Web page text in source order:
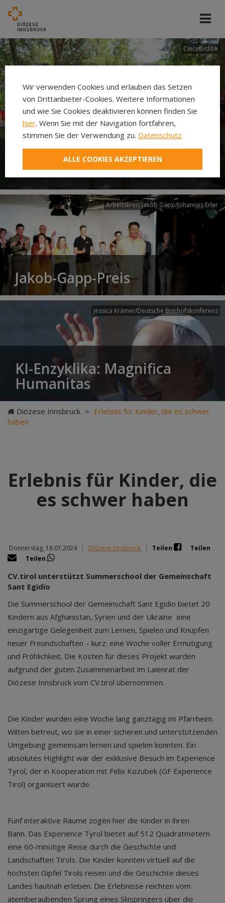
Cincelli/dibk
Neuer Pilgerweg Via
Laudato si’
Arbeitskreis Jakob Gapp/Johannes Erler
Jakob-Gapp-Preis
Jessica Krämer/Deutsche Bischofskonferenz
KI-Enzyklika: Magnifica
Humanitas
Diözese Innsbruck > Erlebnis für Kinder, die es schwer
haben
Erlebnis für Kinder, die
es schwer haben
Donnerstag, 18.07.2024 | Diözese Innsbruck | Teilen
Teilen
Teilen
CV.tirol unterstützt Summerschool der Gemeinschaft
Sant Egidio
Die Summerschool der Gemeinschaft Sant Egidio bietet 20
Kindern aus Afghanistan, Syrien und der Ukraine eine
einzigartige Gelegenheit zum Lernen, Spielen und Knüpfen
neuer Freundschaften – kurz: eine Woche voller Ermutigung
und Fröhlichkeit. Die Kosten für dieses Projekt wurden
aufgrund der guten Zusammenarbeit im Laienrat der
Diözese Innsbruck vom CV.tirol übernommen.
Die Kinder wurden eine Woche lang ganztägig im Pfarrheim
Wilten betreut, wo sie in einer sicheren und unterstützenden
Umgebung gemeinsam lernen und spielen konnten. Ein
absolutes Highlight war der exklusive Besuch im Experience
Tyrol, der in Kooperation mit Felix Kozubek (GF Experience
Tirol) organisiert wurde.
Fünf interaktive Räume zogen hier die Kinder in ihren
Bann. Das Experience Tyrol bietet auf 512 Quadratmetern
eine 60-minütige Reise durch die Geschichte und
Landschaften Tirols. Die Kinder konnten virtuell auf die
höchsten Gipfel Tirols reisen und die Geschichte dieses
Landes hautnah erleben. Die Erlebnisse reichten vom
atemberaubenden Sprung eines Skispringers über die
Wir verwenden Cookies und erlauben das Setzen
von Drittanbieter-Cookies. Weitere Informationen
und wie Sie Cookies deaktivieren können finden Sie
hier. Wenn Sie mit der Navigation fortfahren,
stimmen Sie der Verwendung zu. Datenschutz
ALLE COOKIES AKZEPTIEREN